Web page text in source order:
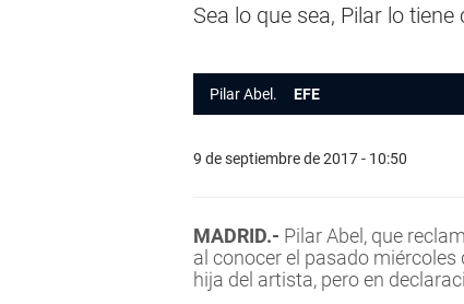
Sea lo que sea, Pilar lo
Pilar Abel. EFE
9 de septiembre de 2017 - 10:50
MADRID.- Pilar Abel, que
al conocer el pasado
hija del artista, pero en